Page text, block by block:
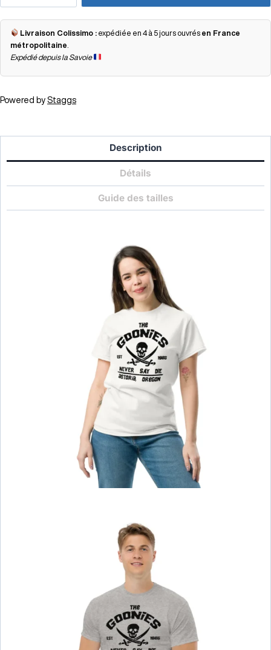
Livraison Colissimo : expédiée en 4 à 5 jours ouvrés en France
métropolitaine
Expédié depuis la Savoie
Powered by Staggs
Description
Détails
Guide des tailles